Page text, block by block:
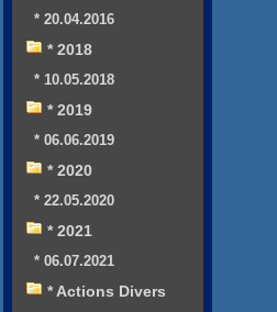
* 20.04.2016
* 2018
* 10.05.2018
* 2019
* 06.06.2019
* 2020
* 22.05.2020
* 2021
* 06.07.2021
* Actions Divers